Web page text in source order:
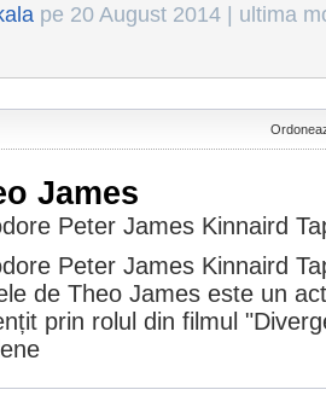
pe 20 August 2014 | ultima
James
Peter James Kinnaird
Peter James Kinnaird
de Theo James este un
prin rolul din filmul